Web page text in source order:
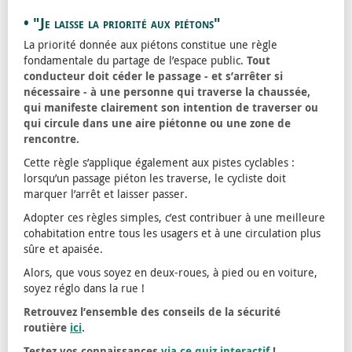
• "Je laisse la priorité aux piétons"
La priorité donnée aux piétons constitue une règle
fondamentale du partage de l’espace public. Tout
conducteur doit céder le passage - et s’arrêter si
nécessaire - à une personne qui traverse la chaussée,
qui manifeste clairement son intention de traverser ou
qui circule dans une aire piétonne ou une zone de
rencontre.
Cette règle s’applique également aux pistes cyclables :
lorsqu’un passage piéton les traverse, le cycliste doit
marquer l’arrêt et laisser passer.
Adopter ces règles simples, c’est contribuer à une meilleure
cohabitation entre tous les usagers et à une circulation plus
sûre et apaisée.
Alors, que vous soyez en deux-roues, à pied ou en voiture,
soyez réglo dans la rue !
Retrouvez l’ensemble des conseils de la sécurité
routière ici.